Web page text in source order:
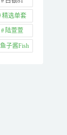
精选单套
陆萱萱
鱼子酱Fish